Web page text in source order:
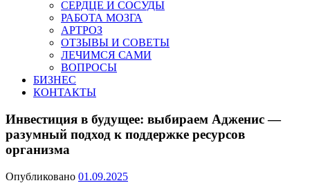
СЕРДЦЕ И СОСУДЫ
РАБОТА МОЗГА
АРТРОЗ
ОТЗЫВЫ И СОВЕТЫ
ЛЕЧИМСЯ САМИ
ВОПРОСЫ
БИЗНЕС
КОНТАКТЫ
Инвестиция в будущее: выбираем Адженис —
разумный подход к поддержке ресурсов
организма
Опубликовано 01.09.2025